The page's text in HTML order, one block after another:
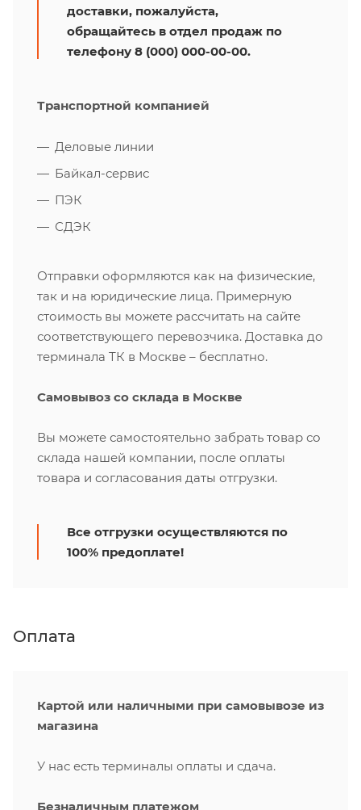
доставки, пожалуйста,
обращайтесь в отдел продаж по
телефону 8 (000) 000-00-00.
Транспортной компанией
Деловые линии
Байкал-сервис
ПЭК
СДЭК
Отправки оформляются как на физические,
так и на юридические лица. Примерную
стоимость вы можете рассчитать на сайте
соответствующего перевозчика. Доставка до
терминала ТК в Москве – бесплатно.
Самовывоз со склада в Москве
Вы можете самостоятельно забрать товар со
склада нашей компании, после оплаты
товара и согласования даты отгрузки.
Все отгрузки осуществляются по
100% предоплате!
Оплата
Картой или наличными при самовывозе из
магазина
У нас есть терминалы оплаты и сдача.
Безналичным платежом